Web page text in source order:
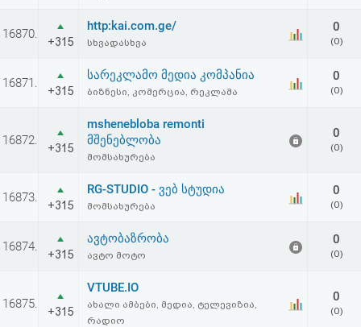
16870.
+315
http:kai.com.ge/
სხვადასხვა
0
(0)
16871.
+315
სარეკლამო მედია კომპანია
ბიზნესი, კომერცია, რეკლამა
0
(0)
16872.
+315
mshenebloba remonti
მშენებლობა
მომსახურება
0
(0)
16873.
+315
RG-STUDIO - ვებ სტუდია
მომსახურება
0
(0)
16874.
+315
ავტობაზრობა
ავტო მოტო
0
(0)
16875.
+315
VTUBE.IO
ახალი ამბები, მედია, ტელევიზია,
რადიო
0
(0)